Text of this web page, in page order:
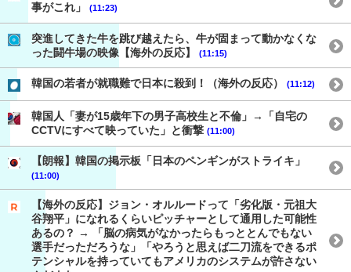
事がこれ」
(11:23)
突進してきた牛を跳び越えたら、牛が固まって動かなくな
った闘牛場の映像【海外の反応】
(11:15)
韓国の若者が就職難で日本に殺到！（海外の反応） (11:12)
韓国人「妻が15歳年下の男子高校生と不倫」→「自宅の
CCTVにすべて映っていた」と衝撃 (11:00)
【朗報】韓国の掲示板「日本のペンギンがストライキ」
(11:00)
【海外の反応】ジョン・オルルードって「劣化版・元祖大
谷翔平」になれるくらいピッチャーとして通用した可能性
あるの？ → 「脳の病気がなかったらもっととんでもない
選手だっただろうな」「やろうと思えば二刀流をできるポ
テンシャルを持っていてもアメリカのシステムが許さない